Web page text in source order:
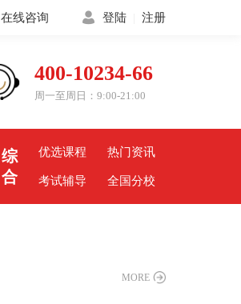
注册
登陆
在线咨询
400-10234-66
周一至周日：9:00-21:00
综
合
优选课程 热门资讯
考试辅导 全国分校
MORE